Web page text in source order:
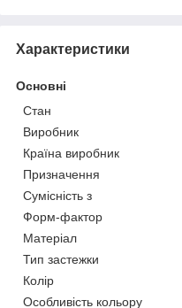
Характеристики
Основні
Стан
Виробник
Країна виробник
Призначення
Сумісність з
Форм-фактор
Матеріал
Тип застежки
Колір
Особливість кольору